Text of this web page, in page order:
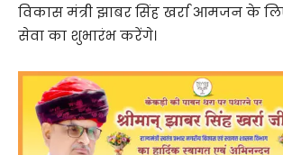
विकास मंत्री झाबर सिंह खर्रा आमजन के
सेवा का शुभारंभ करेंगे।